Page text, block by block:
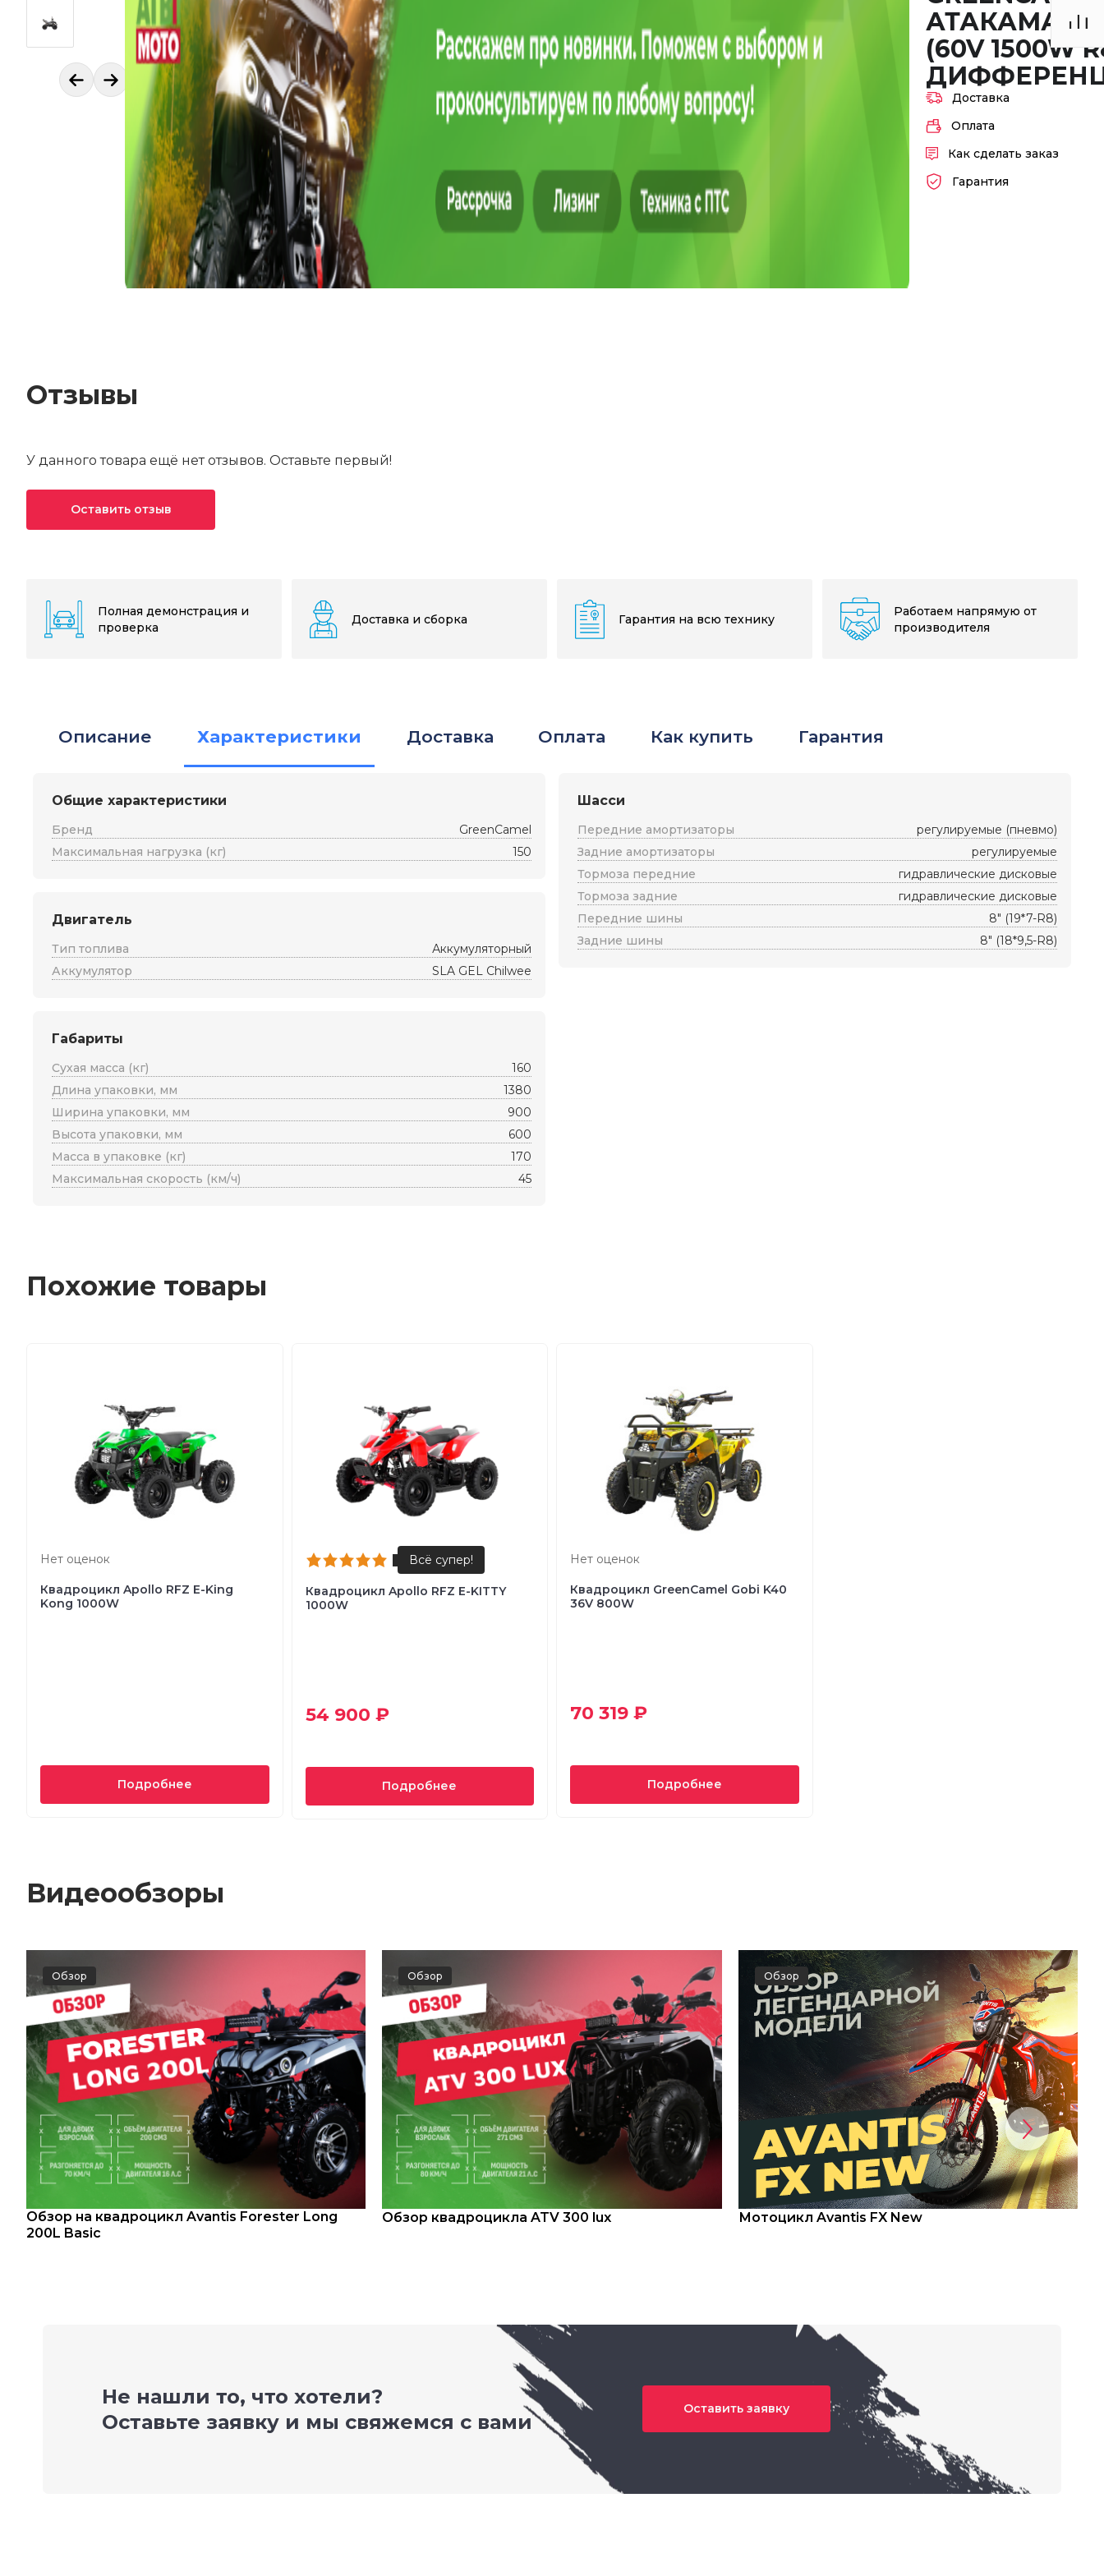
АТАКАМА
(60V 1500W
Доставка
Оплата
Как сделать заказ
Гарантия
Отзывы
У данного товара ещё нет отзывов. Оставьте первый!
Оставить отзыв
Полная демонстрация и
проверка
Доставка и сборка Гарантия на всю технику
Работаем напрямую от
производителя
Описание Характеристики Доставка Оплата Как купить Гарантия
Общие характеристики
Бренд
GreenCamel
Максимальная нагрузка (кг)
150
Двигатель
Тип топлива
Аккумуляторный
Аккумулятор
SLA GEL Chilwee
Габариты
Сухая масса (кг)
160
Длина упаковки, мм
1380
Ширина упаковки, мм
900
Высота упаковки, мм
600
Масса в упаковке (кг)
170
Максимальная скорость (км/ч)
45
Шасси
Передние амортизаторы
регулируемые (пневмо)
Задние амортизаторы
регулируемые
Тормоза передние
гидравлические дисковые
Тормоза задние
гидравлические дисковые
Передние шины
8" (19*7-R8)
Задние шины
8" (18*9,5-R8)
Похожие товары
Нет оценок
Квадроцикл Apollo RFZ E-King
Kong 1000W
Подробнее
Квадроцикл Apollo RFZ E-KITTY
1000W
54 900 ₽
Подробнее
Нет оценок
Квадроцикл GreenCamel Gobi K40
36V 800W
70 319 ₽
Подробнее
Видеообзоры
Обзор
Обзор на квадроцикл Avantis Forester Long
200L Basic
Обзор
Обзор квадроцикла ATV 300 lux
Обзор
Мотоцикл Avantis FX New
Не нашли то, что хотели?
Оставьте заявку и мы свяжемся с вами
Оставить заявку